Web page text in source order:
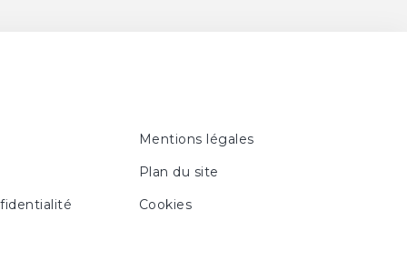
Mentions légales
Plan du site
Cookies